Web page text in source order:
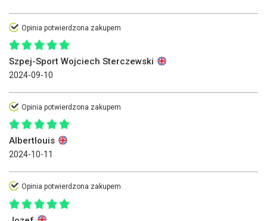
Opinia potwierdzona zakupem
Szpej-Sport Wojciech Sterczewski
2024-09-10
Opinia potwierdzona zakupem
Albertlouis
2024-10-11
Opinia potwierdzona zakupem